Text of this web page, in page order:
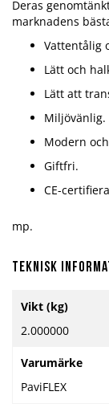
Deras
marknadens
Vattentålig
Lätt och
Lätt att
Miljövänlig.
Modern
Giftfri.
CE-
mp.
Teknisk
information
Vikt (kg)
2.000000
Varumärke
PaviFLEX